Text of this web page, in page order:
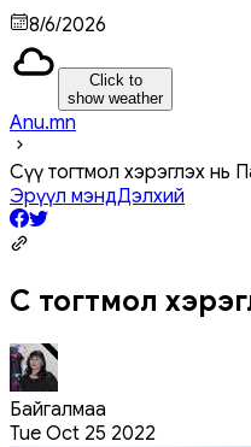
8/6/2026
Click to
show weather
Anu.mn
Сүү тогтмол хэрэглэх нь
Эрүүл мэндДэлхий
Сүү тогтмол
Байгалмаа
Tue Oct 25 2022